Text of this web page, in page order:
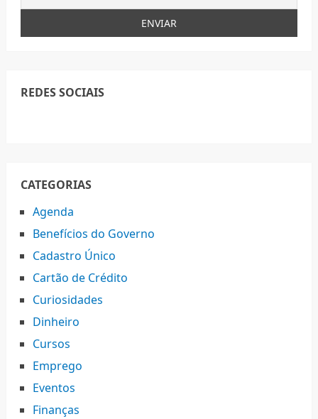
REDES SOCIAIS
CATEGORIAS
Agenda
Benefícios do Governo
Cadastro Único
Cartão de Crédito
Curiosidades
Dinheiro
Cursos
Emprego
Eventos
Finanças